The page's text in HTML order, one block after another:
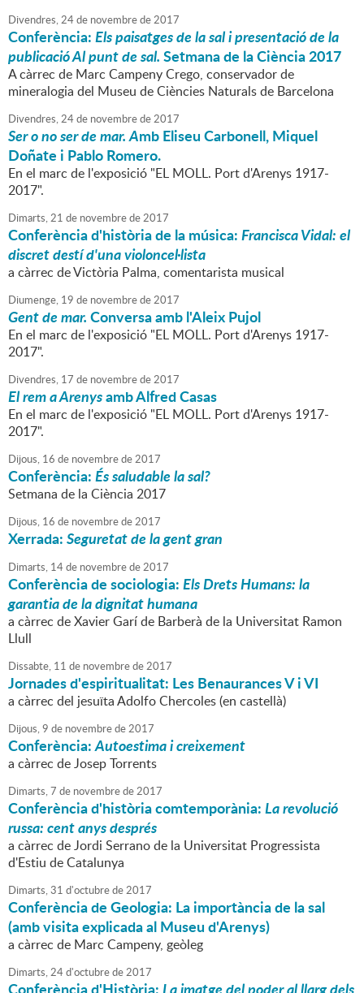
Divendres,24de novembrede2017
Conferència:Els paisatges de la sal i presentació de la
publicació Al punt de sal.Setmana de la Ciència 2017
A càrrec de Marc Campeny Crego, conservador de
mineralogia del Museu de Ciències Naturals de Barcelona
Divendres,24de novembrede2017
Ser o no ser de mar. Amb Eliseu Carbonell, Miquel
Doñate i Pablo Romero.
En el marc de l'exposició "EL MOLL. Port d'Arenys 1917-
2017".
Dimarts,21 de novembrede2017
Conferència d'història de la música:Francisca Vidal: el
discret destí d'una violoncel·lista
a càrrec de Victòria Palma, comentarista musical
Diumenge, 19 de novembrede2017
Gent de mar.Conversa amb l'Aleix Pujol
En el marc de l'exposició "EL MOLL. Port d'Arenys 1917-
2017".
Divendres, 17 de novembrede2017
El rem a Arenysamb Alfred Casas
En el marc de l'exposició "EL MOLL. Port d'Arenys 1917-
2017".
Dijous, 16 de novembrede2017
Conferència:És saludable la sal?
Setmana de la Ciència 2017
Dijous, 16 de novembrede2017
Xerrada:Seguretat de la gent gran
Dimarts, 14de novembrede2017
Conferència de sociologia:Els Drets Humans: la
garantia de la dignitat humana
a càrrec de Xavier Garí de Barberà de la Universitat Ramon
Llull
Dissabte, 11 de novembrede2017
Jornades d'espiritualitat: Les Benaurances V i VI
a càrrec del jesuïta Adolfo Chercoles (en castellà)
Dijous,9 de novembrede2017
Conferència:Autoestima i creixement
a càrrec de Josep Torrents
Dimarts,7 de novembrede2017
Conferència d'història comtemporània:La revolució
russa: cent anys després
a càrrec de Jordi Serrano de la Universitat Progressista
d'Estiu de Catalunya
Dimarts,31 d'octubrede2017
Conferència de Geologia: La importància de la sal
(amb visita explicada al Museu d'Arenys)
a càrrec de Marc Campeny, geòleg
Dimarts,24d'octubrede2017